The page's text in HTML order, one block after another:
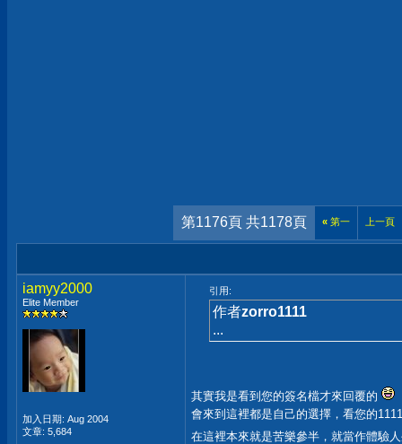
第1176頁 共1178頁 « 第一 上一頁
iamyy2000
Elite Member
加入日期: Aug 2004
文章: 5,684
引用:
作者zorro1111
...
其實我是看到您的簽名檔才來回覆的
會來到這裡都是自己的選擇，看您的
在這裡本來就是苦樂參半，就當作體驗